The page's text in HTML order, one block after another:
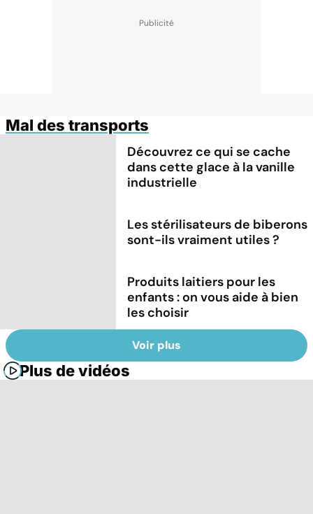
Mal des transports
Découvrez ce qui se cache
dans cette glace à la vanille
industrielle
Les stérilisateurs de biberons
sont-ils vraiment utiles ?
Produits laitiers pour les
enfants : on vous aide à bien
les choisir
Voir plus
Plus de vidéos